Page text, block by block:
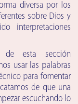
diversa por los
sobre Dios y
interpretaciones
de esta sección
usar las palabras
para fomentar
de que una
escuchando lo